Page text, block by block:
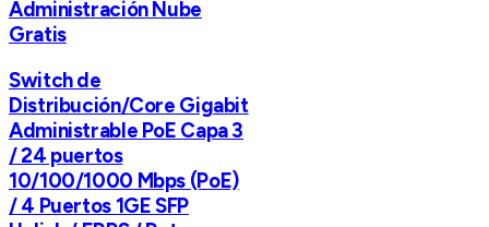
Administración Nube
Gratis
Switch de
Distribución/Core Gigabit
Administrable PoE Capa 3
/ 24 puertos
10/100/1000 Mbps (PoE)
/ 4 Puertos 1GE SFP